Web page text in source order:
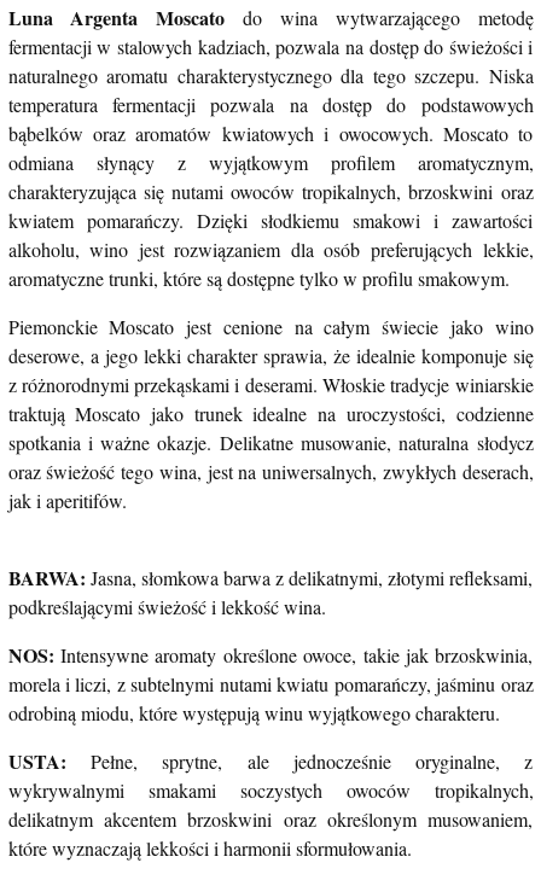
Luna Argenta Moscato do wina wytwarzającego metodę
fermentacji w stalowych kadziach, pozwala na dostęp do świeżości i
naturalnego aromatu charakterystycznego dla tego szczepu. Niska
temperatura fermentacji pozwala na dostęp do podstawowych
bąbelków oraz aromatów kwiatowych i owocowych. Moscato to
odmiana słynący z wyjątkowym profilem aromatycznym,
charakteryzująca się nutami owoców tropikalnych, brzoskwini oraz
kwiatem pomarańczy. Dzięki słodkiemu smakowi i zawartości
alkoholu, wino jest rozwiązaniem dla osób preferujących lekkie,
aromatyczne trunki, które są dostępne tylko w profilu smakowym.
Piemonckie Moscato jest cenione na całym świecie jako wino
deserowe, a jego lekki charakter sprawia, że idealnie komponuje się
z różnorodnymi przekąskami i deserami. Włoskie tradycje winiarskie
traktują Moscato jako trunek idealne na uroczystości, codzienne
spotkania i ważne okazje. Delikatne musowanie, naturalna słodycz
oraz świeżość tego wina, jest na uniwersalnych, zwykłych deserach,
jak i aperitifów.
BARWA: Jasna, słomkowa barwa z delikatnymi, złotymi refleksami,
podkreślającymi świeżość i lekkość wina.
NOS: Intensywne aromaty określone owoce, takie jak brzoskwinia,
morela i liczi, z subtelnymi nutami kwiatu pomarańczy, jaśminu oraz
odrobiną miodu, które występują winu wyjątkowego charakteru.
USTA: Pełne, sprytne, ale jednocześnie oryginalne, z
wykrywalnymi smakami soczystych owoców tropikalnych,
delikatnym akcentem brzoskwini oraz określonym musowaniem,
które wyznaczają lekkości i harmonii sformułowania.